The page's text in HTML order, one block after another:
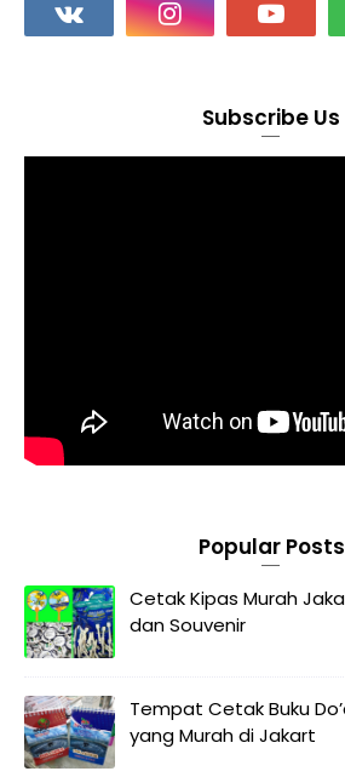
Subscribe Us
Popular Posts
Cetak Kipas Murah
dan Souvenir
Tempat Cetak Buku
yang Murah di Jakart